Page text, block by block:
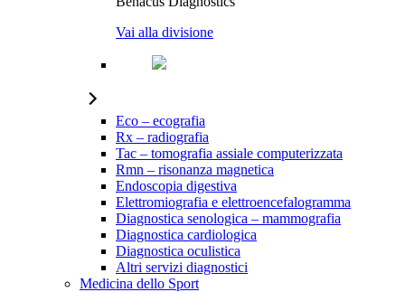
Vai alla divisione
Eco – ecografia
Rx – radiografia
Tac – tomografia assiale computerizzata
Rmn – risonanza magnetica
Endoscopia digestiva
Elettromiografia e elettroencefalogramma
Diagnostica senologica – mammografia
Diagnostica cardiologica
Diagnostica oculistica
Altri servizi diagnostici
Medicina dello Sport